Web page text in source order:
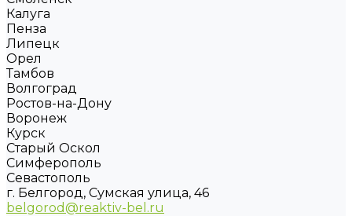
Калуга
Пенза
Липецк
Орел
Тамбов
Волгоград
Ростов-на-Дону
Воронеж
Курск
Старый Оскол
Симферополь
Севастополь
г. Белгород, Сумская улица, 46
belgorod@reaktiv-bel.ru